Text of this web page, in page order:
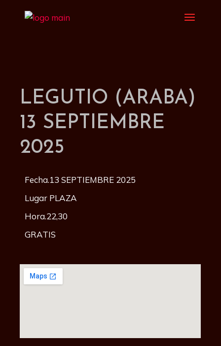
LEGUTIO (ARABA)
13 SEPTIEMBRE
2025
Fecha.13 SEPTIEMBRE 2025
Lugar PLAZA
Hora.22,30
GRATIS